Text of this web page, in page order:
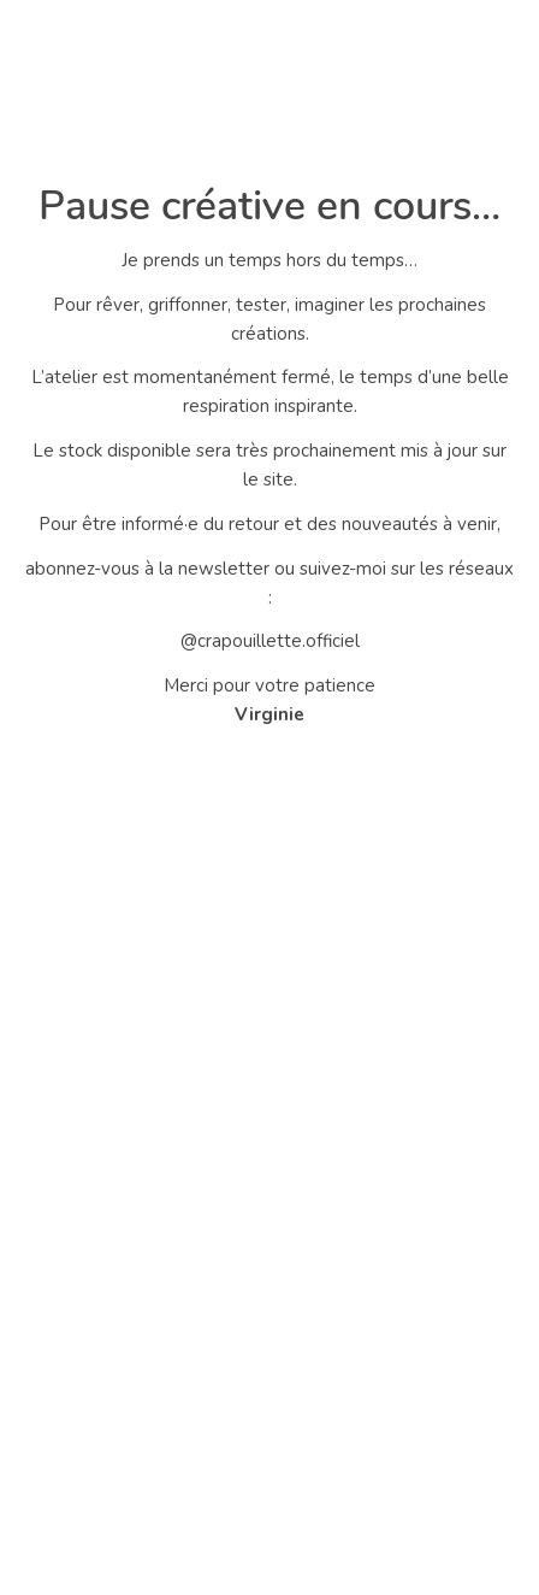
Pause créative en cours…
Je prends un temps hors du temps…
Pour rêver, griffonner, tester, imaginer les prochaines
créations.
L’atelier est momentanément fermé, le temps d’une belle
respiration inspirante.
Le stock disponible sera très prochainement mis à jour sur
le site.
Pour être informé·e du retour et des nouveautés à venir,
abonnez-vous à la newsletter ou suivez-moi sur les réseaux
:
@crapouillette.officiel
Merci pour votre patience
Virginie